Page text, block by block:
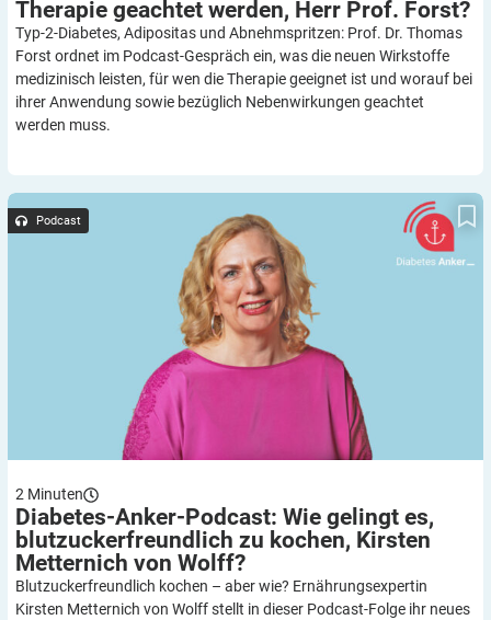
Therapie geachtet werden, Herr Prof. Forst?
Typ-2-Diabetes, Adipositas und Abnehmspritzen: Prof. Dr. Thomas
Forst ordnet im Podcast-Gespräch ein, was die neuen Wirkstoffe
medizinisch leisten, für wen die Therapie geeignet ist und worauf bei
ihrer Anwendung sowie bezüglich Nebenwirkungen geachtet
werden muss.
Diabetes-Anker-Podcast: Wie gelingt es, blutzuckerfreundlich zu
kochen, Kirsten Metternich von Wolff?
Podcast
2 Minuten
Diabetes-Anker-Podcast: Wie gelingt es,
blutzuckerfreundlich zu kochen, Kirsten
Metternich von Wolff?
Blutzuckerfreundlich kochen – aber wie? Ernährungsexpertin
Kirsten Metternich von Wolff stellt in dieser Podcast-Folge ihr neues